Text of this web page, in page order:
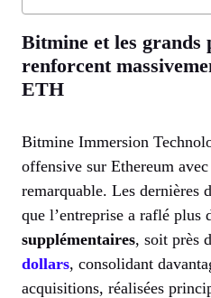
Bitmine et les grands
renforcent
ETH
Bitmine Immersion
offensive sur Ethereum
remarquable. Les dernières
que l’entreprise a raflé plus
supplémentaires, soit près
dollars, consolidant
acquisitions, réalisées